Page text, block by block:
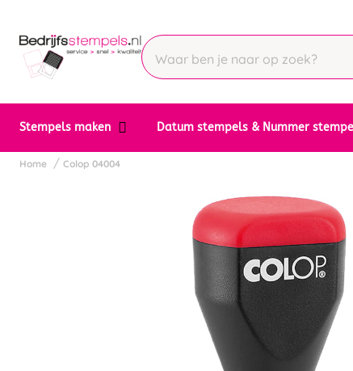
Stempels maken Datum stempels & Nummer
Home Colop 04004